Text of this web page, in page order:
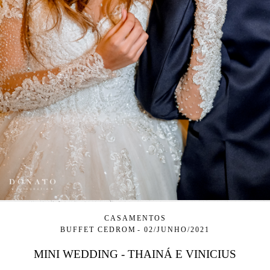
CASAMENTOS
BUFFET CEDROM
02/JUNHO/2021
MINI WEDDING - THAINÁ E VINICIUS